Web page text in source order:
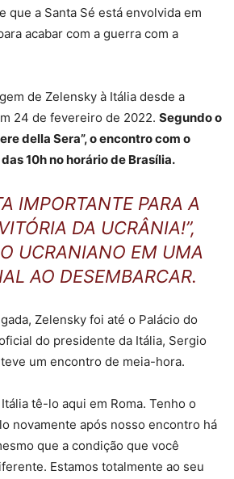
que a Santa Sé está envolvida em
acabar com a guerra com a
de Zelensky à Itália desde a
24 de fevereiro de 2022. Segundo o
della Sera”, o encontro com o
10h no horário de Brasília.
IMPORTANTE PARA A
DA UCRÂNIA!”,
UCRANIANO EM UMA
AO DESEMBARCAR.
Zelensky foi até o Palácio do
do presidente da Itália, Sergio
um encontro de meia-hora.
tê-lo aqui em Roma. Tenho o
novamente após nosso encontro há
que a condição que você
Estamos totalmente ao seu